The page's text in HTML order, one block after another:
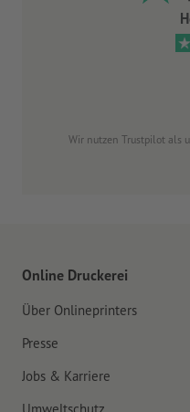
Wir nutzen Trustpilot als
Online Druckerei
Über Onlineprinters
Presse
Jobs & Karriere